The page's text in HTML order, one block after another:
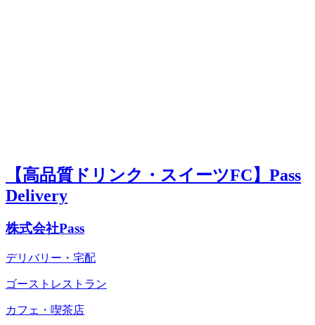
【高品質ドリンク・スイーツFC】Pass
Delivery
株式会社Pass
デリバリー・宅配
ゴーストレストラン
カフェ・喫茶店